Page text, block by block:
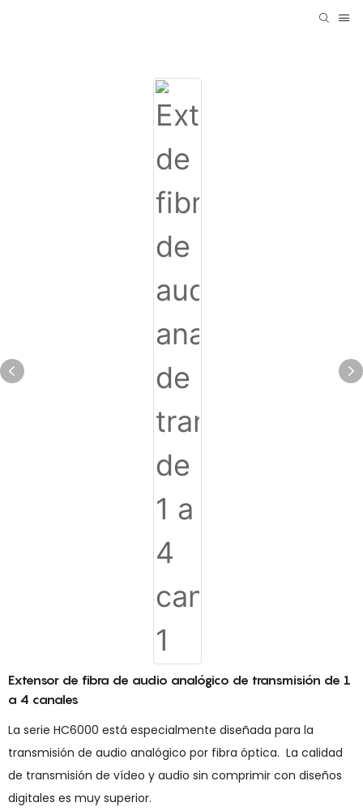
Extensor de fibra de audio analógico de transmisión de 1
a 4 canales
La serie HC6000 está especialmente diseñada para la
transmisión de audio analógico por fibra óptica. La calidad
de transmisión de vídeo y audio sin comprimir con diseños
digitales es muy superior.